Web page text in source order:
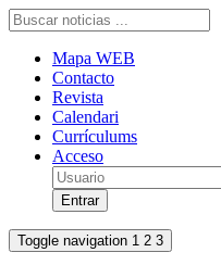
Mapa WEB
Contacto
Revista
Calendari
Currículums
Acceso
Toggle navigation 1 2 3